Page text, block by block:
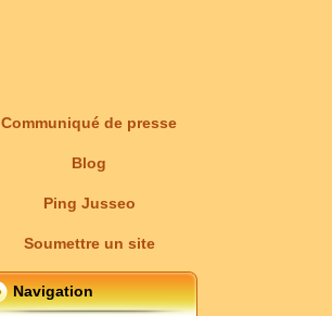
Communiqué de presse
Blog
Ping Jusseo
Soumettre un site
Navigation